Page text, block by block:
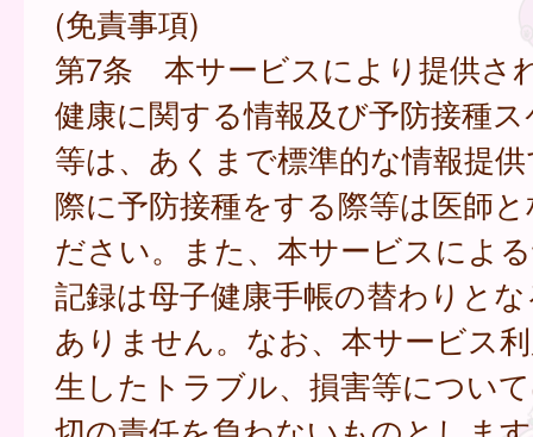
(免責事項)
第7条 本サービスにより提供さ
健康に関する情報及び予防接種
等は、あくまで標準的な情報提
際に予防接種をする際等は医師
ださい。また、本サービスによ
記録は母子健康手帳の替わりと
ありません。なお、本サービス
生したトラブル、損害等につい